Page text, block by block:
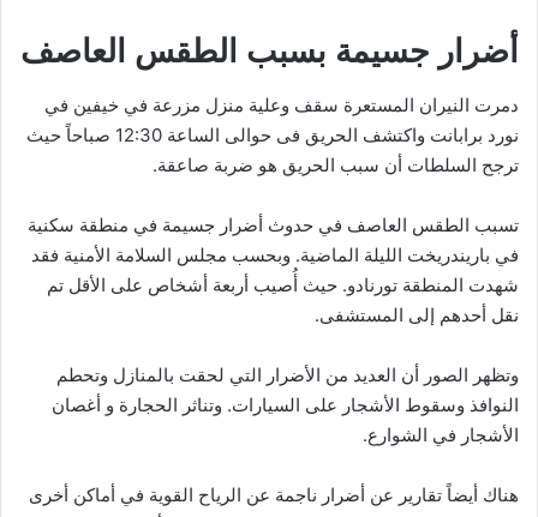
أضرار جسيمة بسبب الطقس العاصف
دمرت النيران المستعرة سقف وعلية منزل مزرعة في خيفين في
نورد برابانت واكتشف الحريق فى حوالى الساعة 12:30 صباحاً حيث
ترجح السلطات أن سبب الحريق هو ضربة صاعقة.
تسبب الطقس العاصف في حدوث أضرار جسيمة في منطقة سكنية
في باريندريخت الليلة الماضية. وبحسب مجلس السلامة الأمنية فقد
شهدت المنطقة تورنادو. حيث أُصيب أربعة أشخاص على الأقل تم
نقل أحدهم إلى المستشفى.
وتظهر الصور أن العديد من الأضرار التي لحقت بالمنازل وتحطم
النوافذ وسقوط الأشجار على السيارات. وتناثر الحجارة و أغصان
الأشجار في الشوارع.
هناك أيضاً تقارير عن أضرار ناجمة عن الرياح القوية في أماكن أخرى